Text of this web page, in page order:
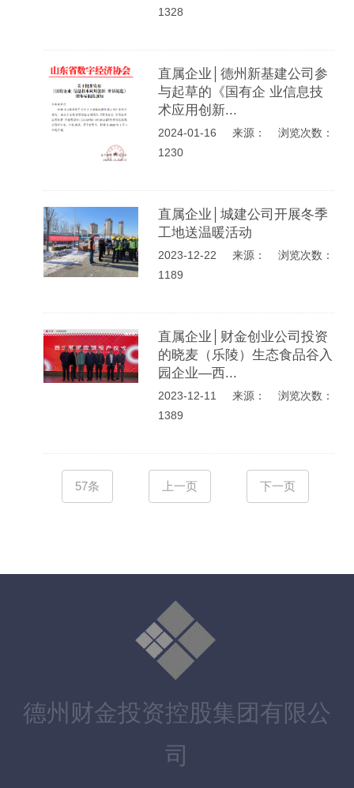
1328
直属企业│德州新基建公司参
与起草的《国有企 业信息技
术应用创新...
2024-01-16
来源： 浏览次数：
1230
直属企业│城建公司开展冬季
工地送温暖活动
2023-12-22
来源： 浏览次数：
1189
直属企业│财金创业公司投资
的晓麦（乐陵）生态食品谷入
园企业—西...
2023-12-11
来源： 浏览次数：
1389
57条 上一页 下一页
德州财金投资控股集团有限公
司